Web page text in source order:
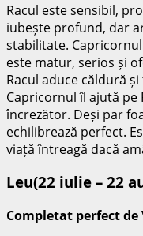
Racul este sensibil,
iubește profund, dar
stabilitate.
este matur, serios și
Racul aduce căldură
Capricornul îl ajută pe
încrezător. Deși par
echilibrează perfect.
viață întreagă dacă
Leu(22 iulie – 22
Completat perfect de